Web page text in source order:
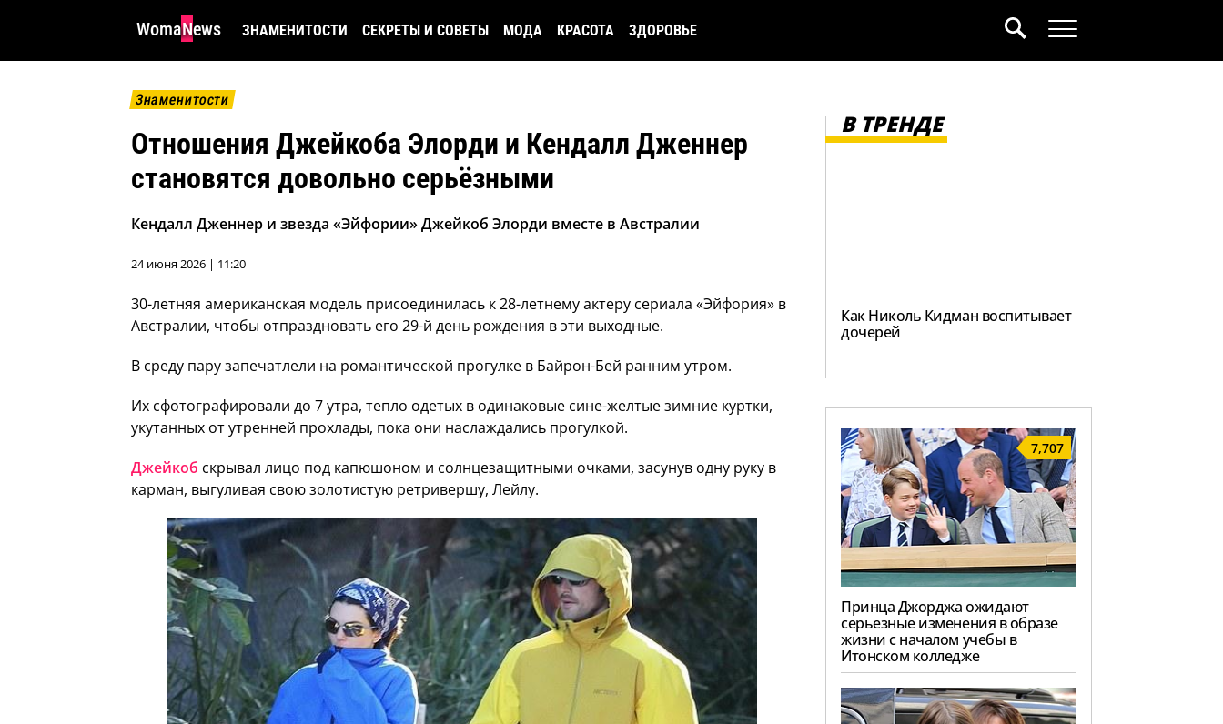
WomaNews ЗНАМЕНИТОСТИ СЕКРЕТЫ И СОВЕТЫ МОДА КРАСОТА ЗДОРОВЬЕ
Знаменитости
Отношения Джейкоба Элорди и Кендалл Дженнер
становятся довольно серьёзными
Кендалл Дженнер и звезда «Эйфории» Джейкоб Элорди вместе в Австралии
24 июня 2026 | 11:20
30-летняя американская модель присоединилась к 28-летнему актеру сериала «Эйфория» в
Австралии, чтобы отпраздновать его 29-й день рождения в эти выходные.
В среду пару запечатлели на романтической прогулке в Байрон-Бей ранним утром.
Их сфотографировали до 7 утра, тепло одетых в одинаковые сине-желтые зимние куртки,
укутанных от утренней прохлады, пока они наслаждались прогулкой.
Джейкоб скрывал лицо под капюшоном и солнцезащитными очками, засунув одну руку в
карман, выгуливая свою золотистую ретривершу, Лейлу.
В ТРЕНДЕ
Как Николь Кидман воспитывает
дочерей
7,707
Принца Джорджа ожидают
серьезные изменения в образе
жизни с началом учебы в
Итонском колледже